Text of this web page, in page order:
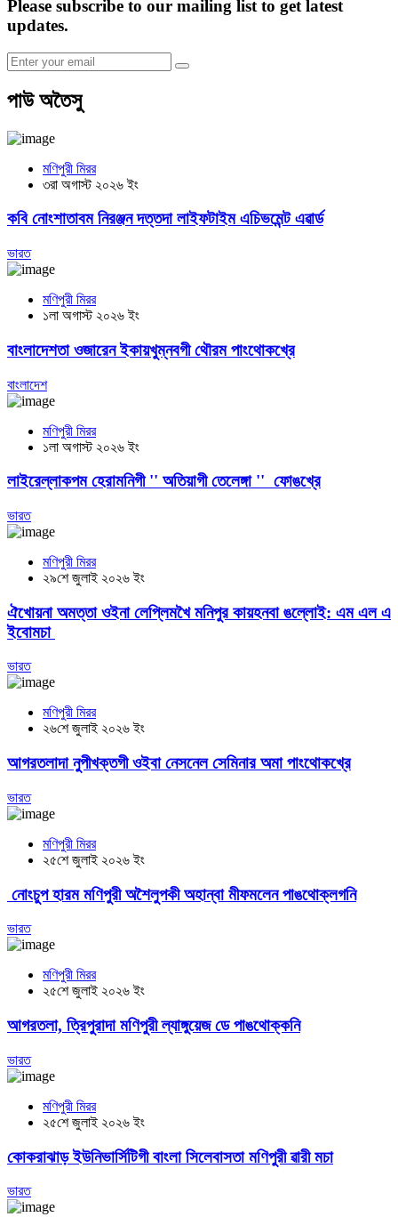
Please subscribe to our mailing list to get latest
updates.
পাউ অতৈসু
মণিপুরী মিরর
৩রা অগাস্ট ২০২৬ ইং
কবি নোংশাতাবম নিরঞ্জন দত্তদা লাইফটাইম এচিভমেন্ট এৱার্ড
ভারত
মণিপুরী মিরর
১লা অগাস্ট ২০২৬ ইং
বাংলাদেশতা ওজারেন ইকায়খুম্নবগী থৌরম পাংথোকখ্রে
বাংলাদেশ
মণিপুরী মিরর
১লা অগাস্ট ২০২৬ ইং
লাইরেল্লাকপম হেরামনিগী '' অতিয়াগী তেলেঙ্গা '' ফোঙখ্রে
ভারত
মণিপুরী মিরর
২৯শে জুলাই ২০২৬ ইং
ঐখোয়না অমত্তা ওইনা লেপ্লিমখৈ মনিপুর কায়হনবা ঙল্লোই: এম এল এ
ইবোমচা
ভারত
মণিপুরী মিরর
২৬শে জুলাই ২০২৬ ইং
আগরতলাদা নুপীখক্তগী ওইবা নেসনেল সেমিনার অমা পাংথোকখ্রে
ভারত
মণিপুরী মিরর
২৫শে জুলাই ২০২৬ ইং
নোংচুপ হারম মণিপুরী অশৈলুপকী অহান্বা মীফমলেন পাঙথোক্লগনি
ভারত
মণিপুরী মিরর
২৫শে জুলাই ২০২৬ ইং
আগরতলা, ত্রিপুরাদা মণিপুরী ল্যাঙ্গুয়েজ ডে পাঙথোক্কনি
ভারত
মণিপুরী মিরর
২৫শে জুলাই ২০২৬ ইং
কোকরাঝাড় ইউনিভার্সিটিগী বাংলা সিলেবাসতা মণিপুরী ৱারী মচা
ভারত